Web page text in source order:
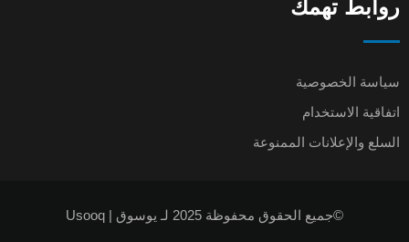
روابط تهمك
سياسة الخصوصية
اتفاقية الاستخدام
السلع والإعلانات الممنوعة
©جميع الحقوق محفوظة 2025 لـ يوسوق | Usooq